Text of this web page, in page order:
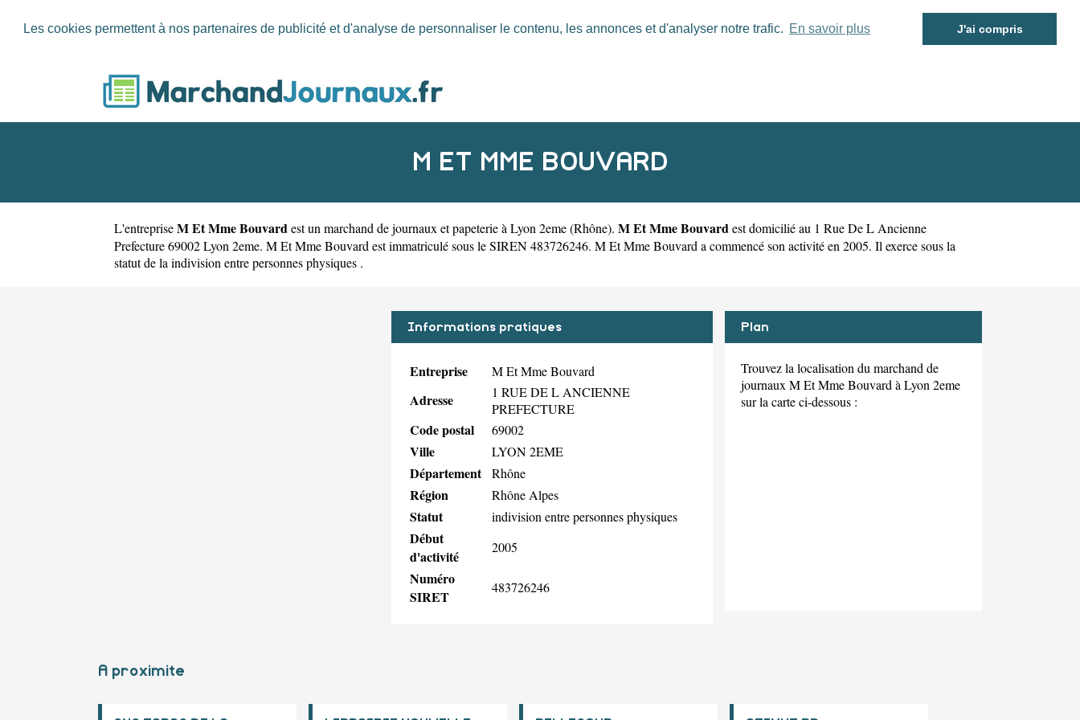
Les cookies permettent à nos partenaires de publicité et d'analyse de personnaliser le contenu, les annonces et d'analyser notre trafic. En savoir plus J'ai compris
M ET MME BOUVARD
L'entrepriseM Et Mme Bouvard est un marchand de journaux et papeterie à Lyon 2eme(Rhône). M Et Mme Bouvard est domicilié au 1 Rue De L Ancienne
Prefecture 69002 Lyon 2eme. M Et Mme Bouvard est immatriculé sous le SIREN 483726246. M Et Mme Bouvard a commencé son activité en 2005. Il exerce sous la
statut de la indivision entre personnes physiques .
Informations pratiques
Entreprise M Et Mme Bouvard
Adresse
1 RUE DE L ANCIENNE
PREFECTURE
Code postal 69002
Ville LYON 2EME
Département Rhône
Région Rhône Alpes
Statut indivision entre personnes physiques
Début
d'activité
2005
Numéro
SIRET
483726246
Plan
Trouvez la localisation du marchand de
journaux M Et Mme Bouvard à Lyon 2eme
sur la carte ci-dessous :
A proximite